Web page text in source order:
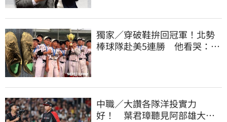
獨家／穿破鞋拚回冠軍！北勢
棒球隊赴美5連勝 他看哭：台
中職／大讚各隊洋投實力
好！ 葉君璋聽見阿部雄大被